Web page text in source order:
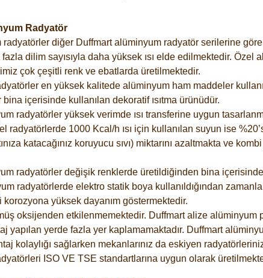
Radyatör
diğer Duffmart alüminyum radyatör serilerine
dilim sayısıyla daha yüksek ısı elde edilmektedir.
çok çeşitli renk ve ebatlarda üretilmektedir.
en yüksek kalitede alüminyum ham maddeler
içerisinde kullanılan dekoratif ısıtma ürünüdür.
radyatörler yüksek verimde ısı transferine uygun
radyatörlerde 1000 Kcal/h ısı için kullanılan suyun ise
katacağınız koruyucu sıvı) miktarını azaltmakta ve
radyatörler değişik renklerde üretildiğinden bina
radyatörlerde elektro statik boya kullanıldığından
yüksek dayanım göstermektedir.
oksijenden etkilenmemektedir. Duffmart alize
yapılan yerde fazla yer kaplamamaktadır. Duffmart
kolaylığı sağlarken mekanlarınız da eskiyen
ISO VE TSE standartlarına uygun olarak